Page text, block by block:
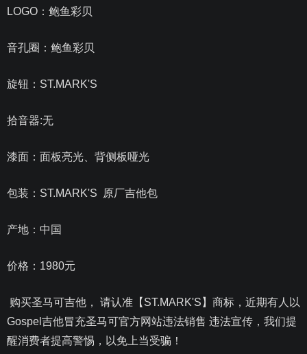
LOGO：鲍鱼彩贝
音孔圈：鲍鱼彩贝
旋钮：ST.MARK'S
拾音器:无
漆面：面板亮光、背侧板哑光
包装：ST.MARK'S 原厂吉他包
产地：中国
价格：1980元
购买圣马可吉他， 请认准【ST.MARK'S】商标，近期有人以
Gospel吉他冒充圣马可官方网站违法销售 违法宣传，我们提
醒消费者提高警惕，以免上当受骗！